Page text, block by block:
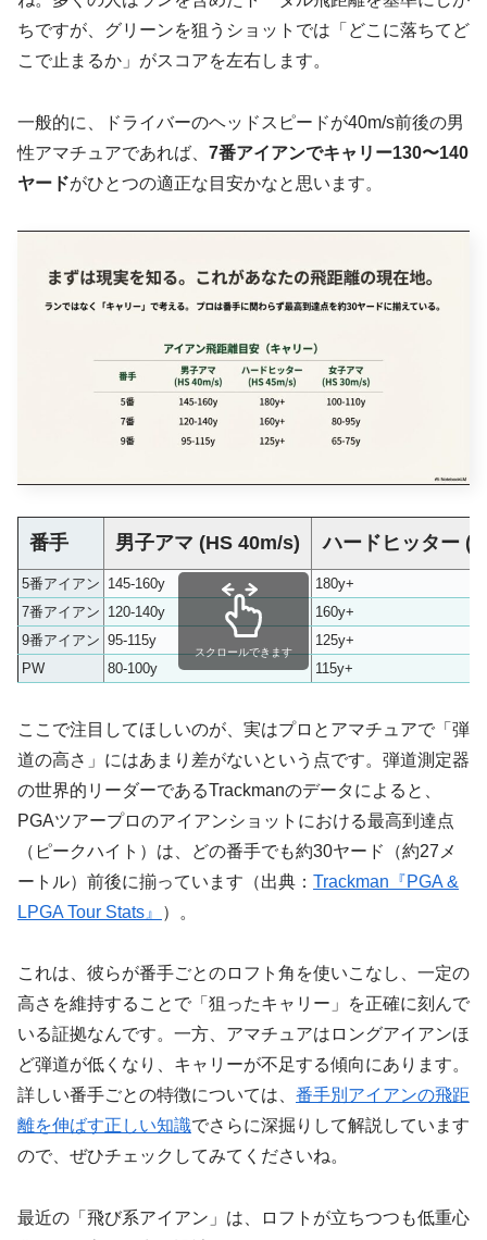
ちですが、グリーンを狙うショットでは「どこに落ちてど
こで止まるか」がスコアを左右します。
一般的に、ドライバーのヘッドスピードが40m/s前後の男
性アマチュアであれば、 7番アイアンでキャリー130〜140
ヤードがひとつの適正な目安かなと思います。
番手 男子アマ (HS 40m/s) ハードヒッター
5番アイアン 145-160y
180y+
7番アイアン 120-140y
160y+
9番アイアン 95-115y
125y+
PW
80-100y 115y+
スクロールできます
ここで注目してほしいのが、実はプロとアマチュアで「弾
道の高さ」にはあまり差がないという点です。弾道測定器
の世界的リーダーであるTrackmanのデータによると、
PGAツアープロのアイアンショットにおける最高到達点
（ピークハイト）は、どの番手でも約30ヤード（約27メ
ートル）前後に揃っています（出典： Trackman『PGA &
LPGA Tour Stats』
）。
これは、彼らが番手ごとのロフト角を使いこなし、一定の
高さを維持することで「狙ったキャリー」を正確に刻んで
いる証拠なんです。一方、アマチュアはロングアイアンほ
ど弾道が低くなり、キャリーが不足する傾向にあります。
詳しい番手ごとの特徴については、 番手別アイアンの飛距
離を伸ばす正しい知識でさらに深掘りして解説しています
ので、ぜひチェックしてみてくださいね。
最近の「飛び系アイアン」は、ロフトが立ちつつも低重心